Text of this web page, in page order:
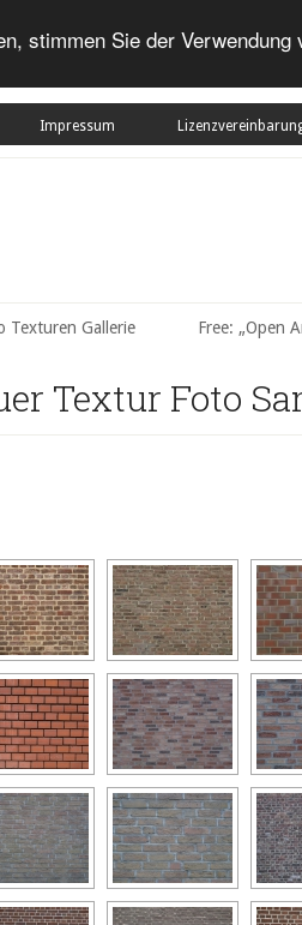
stimmen Sie der
Impressum
Texturen Gallerie Free: „Open
Textur Foto